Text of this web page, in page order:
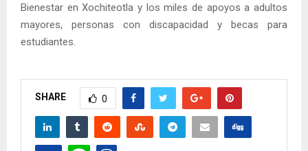
Bienestar en Xochiteotla y los miles de apoyos a adultos
mayores, personas con discapacidad y becas para
estudiantes.
SHARE 0